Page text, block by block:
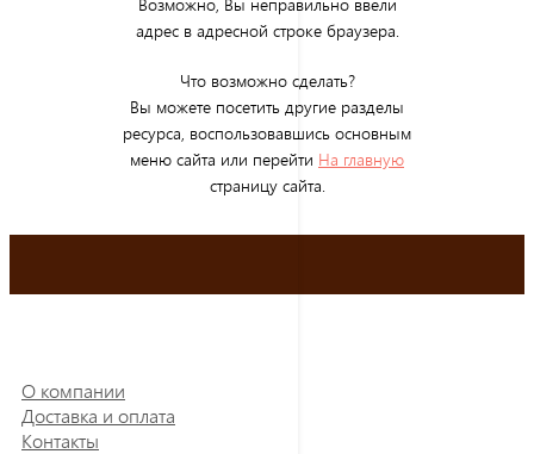
адрес в адресной строке браузера.
Что возможно сделать?
Вы можете посетить другие разделы
ресурса, воспользовавшись основным
меню сайта или перейти На главную
страницу сайта.
О компании
Доставка и оплата
Контакты